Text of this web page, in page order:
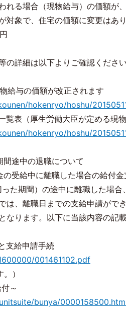
る場合（現物給与）の価額が
対象で、住宅の価額に変更はあ
詳細は以下よりご確認ください
与の価額が改正されます
hokenryo/hoshu/
表（厚生労働大臣が定める現物
hokenryo/hoshu/
途中の退職について
受給中に離職した場合の給付
た期間）の途中に離職した場
は、離職日までの支給申請が
なります。以下に当該内容の記
支給申請手続
001461102.pdf
）
～
bunya/